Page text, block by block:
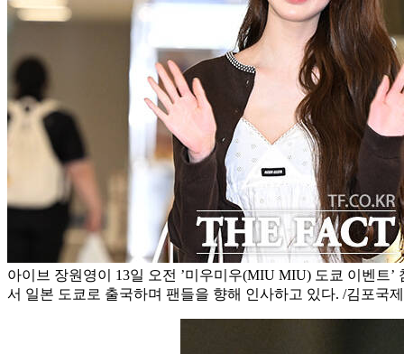
아이브 장원영이 13일 오전 ’미우미우(MIU MIU) 도쿄 이벤트
서 일본 도쿄로 출국하며 팬들을 향해 인사하고 있다. /김포국